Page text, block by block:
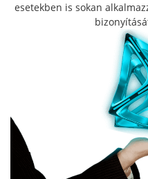
esetekben is sokan